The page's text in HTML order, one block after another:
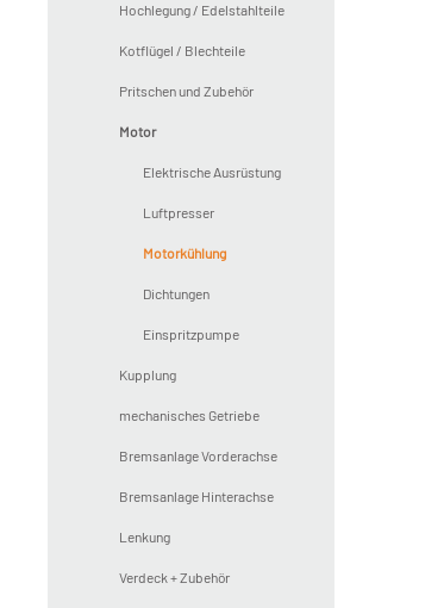
Hochlegung / Edelstahlteile
Kotflügel / Blechteile
Pritschen und Zubehör
Motor
Elektrische Ausrüstung
Luftpresser
Motorkühlung
Dichtungen
Einspritzpumpe
Kupplung
mechanisches Getriebe
Bremsanlage Vorderachse
Bremsanlage Hinterachse
Lenkung
Verdeck + Zubehör